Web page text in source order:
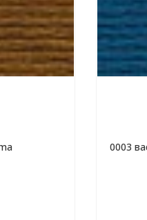
0003